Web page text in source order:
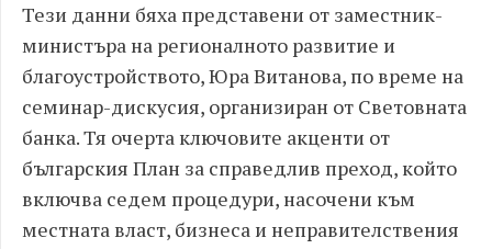
Тези данни бяха представени от заместник-
министъра на регионалното развитие и
благоустройството, Юра Витанова, по време на
семинар-дискусия, организиран от Световната
банка. Тя очерта ключовите акценти от
българския План за справедлив преход, който
включва седем процедури, насочени към
местната власт, бизнеса и неправителствения